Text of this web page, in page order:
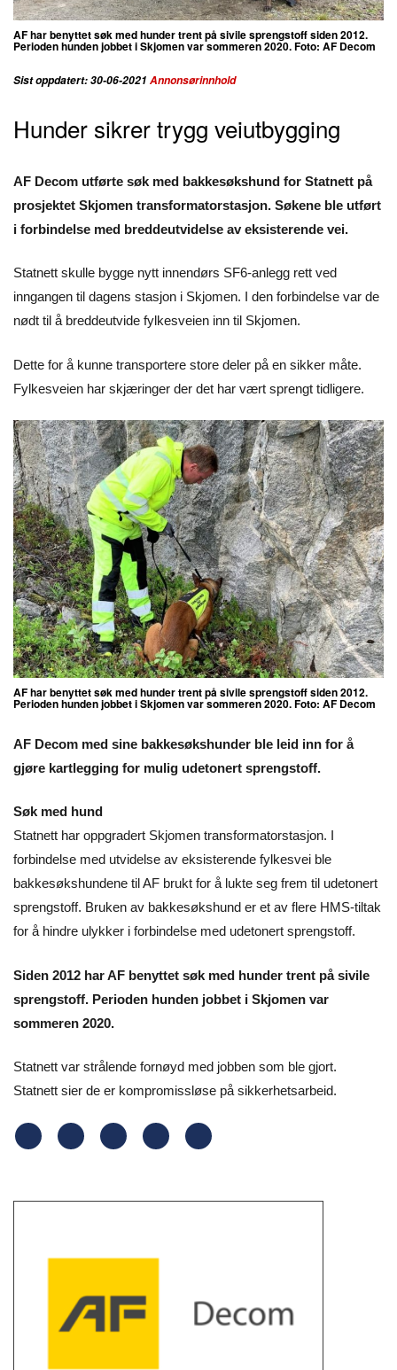
AF har benyttet søk med hunder trent på sivile sprengstoff siden 2012.
Perioden hunden jobbet i Skjomen var sommeren 2020. Foto: AF Decom
Sist oppdatert: 30-06-2021 Annonsørinnhold
Hunder sikrer trygg veiutbygging
AF Decom utførte søk med bakkesøkshund for Statnett på
prosjektet Skjomen transformatorstasjon. Søkene ble utført
i forbindelse med breddeutvidelse av eksisterende vei.
Statnett skulle bygge nytt innendørs SF6-anlegg rett ved
inngangen til dagens stasjon i Skjomen. I den forbindelse var de
nødt til å breddeutvide fylkesveien inn til Skjomen.
Dette for å kunne transportere store deler på en sikker måte.
Fylkesveien har skjæringer der det har vært sprengt tidligere.
AF har benyttet søk med hunder trent på sivile sprengstoff siden 2012.
Perioden hunden jobbet i Skjomen var sommeren 2020. Foto: AF Decom
AF Decom med sine bakkesøkshunder ble leid inn for å
gjøre kartlegging for mulig udetonert sprengstoff.
Søk med hund
Statnett har oppgradert Skjomen transformatorstasjon. I
forbindelse med utvidelse av eksisterende fylkesvei ble
bakkesøkshundene til AF brukt for å lukte seg frem til udetonert
sprengstoff. Bruken av bakkesøkshund er et av flere HMS-tiltak
for å hindre ulykker i forbindelse med udetonert sprengstoff.
Siden 2012 har AF benyttet søk med hunder trent på sivile
sprengstoff. Perioden hunden jobbet i Skjomen var
sommeren 2020.
Statnett var strålende fornøyd med jobben som ble gjort.
Statnett sier de er kompromissløse på sikkerhetsarbeid.